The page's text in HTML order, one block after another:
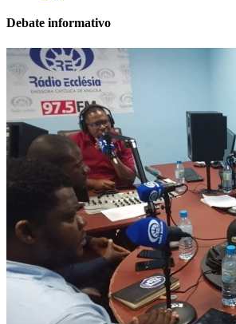
Debate informativo